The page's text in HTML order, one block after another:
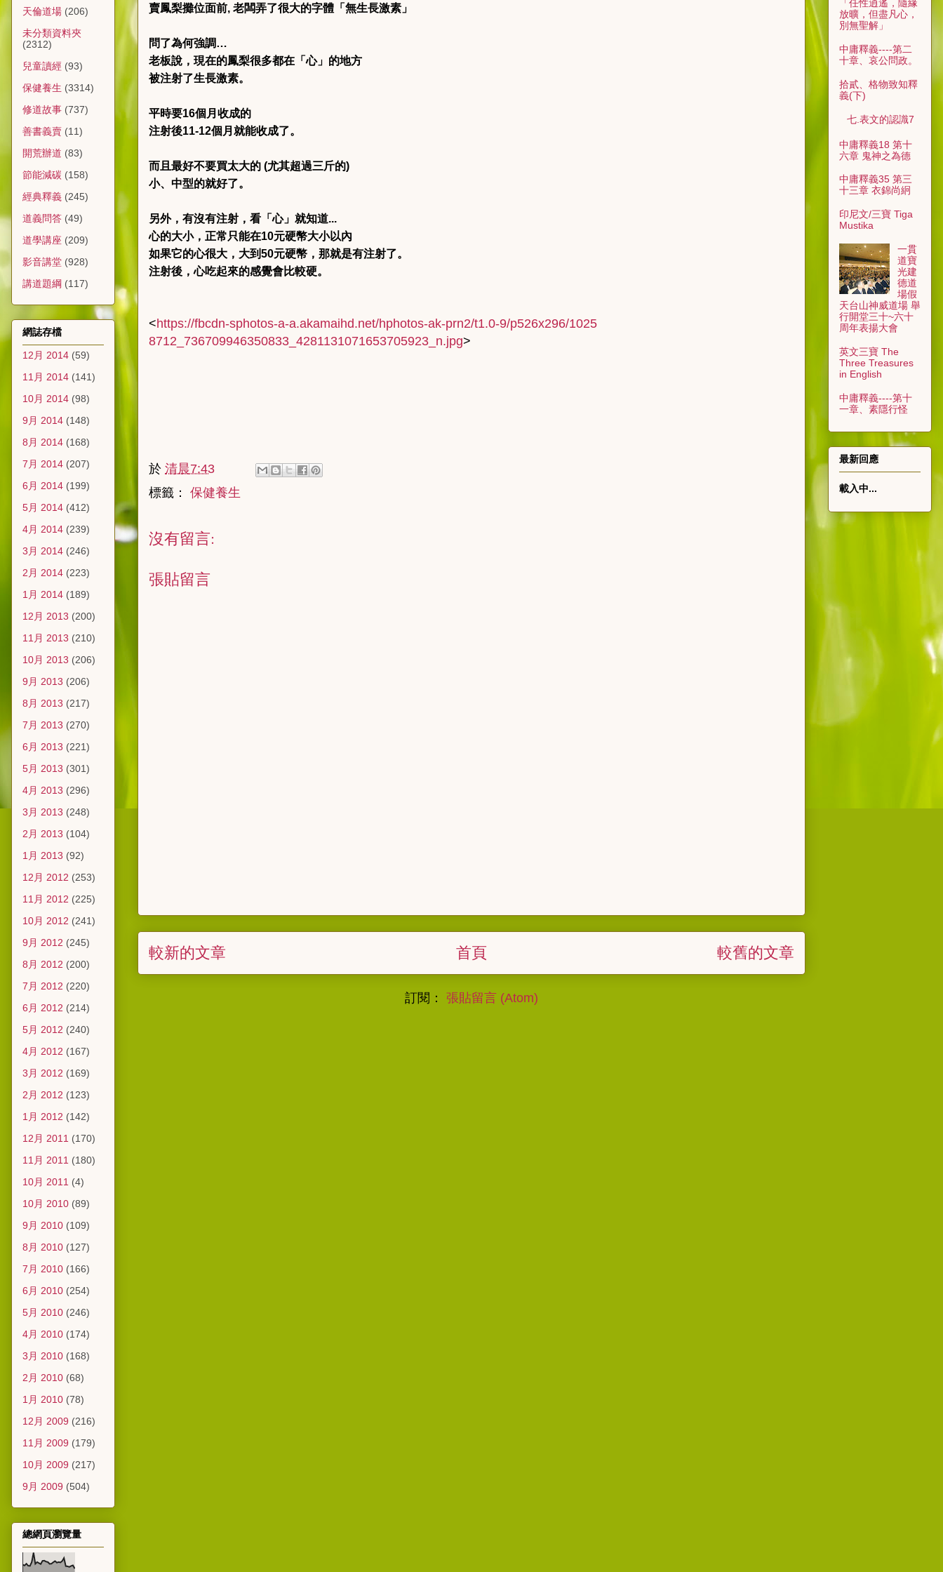
賣鳳梨攤位面前, 老闆弄了很大的字體「無生長激素」
問了為何強調…
老板說，現在的鳳梨很多都在「心」的地方
被注射了生長激素。
平時要16個月收成的
注射後11-12個月就能收成了。
而且最好不要買太大的 (尤其超過三斤的)
小、中型的就好了。
另外，有沒有注射，看「心」就知道...
心的大小，正常只能在10元硬幣大小以內
如果它的心很大，大到50元硬幣，那就是有注射了。
注射後，心吃起來的感覺會比較硬。
<https://fbcdn-sphotos-a-a.akamaihd.net/hphotos-ak-prn2/t1.0-9/p526x296/1025
8712_736709946350833_4281131071653705923_n.jpg>
於 清晨7:43
標籤： 保健養生
沒有留言:
張貼留言
較新的文章 較舊的文章
首頁
訂閱： 張貼留言 (Atom)
天倫道場 (206)
未分類資料夾
(2312)
兒童讀經 (93)
保健養生 (3314)
修道故事 (737)
善書義賣 (11)
開荒辦道 (83)
節能減碳 (158)
經典釋義 (245)
道義問答 (49)
道學講座 (209)
影音講堂 (928)
講道題綱 (117)
網誌存檔
12月 2014 (59)
11月 2014 (141)
10月 2014 (98)
9月 2014 (148)
8月 2014 (168)
7月 2014 (207)
6月 2014 (199)
5月 2014 (412)
4月 2014 (239)
3月 2014 (246)
2月 2014 (223)
1月 2014 (189)
12月 2013 (200)
11月 2013 (210)
10月 2013 (206)
9月 2013 (206)
8月 2013 (217)
7月 2013 (270)
6月 2013 (221)
5月 2013 (301)
4月 2013 (296)
3月 2013 (248)
2月 2013 (104)
1月 2013 (92)
12月 2012 (253)
11月 2012 (225)
10月 2012 (241)
9月 2012 (245)
8月 2012 (200)
7月 2012 (220)
6月 2012 (214)
5月 2012 (240)
4月 2012 (167)
3月 2012 (169)
2月 2012 (123)
1月 2012 (142)
12月 2011 (170)
11月 2011 (180)
10月 2011 (4)
10月 2010 (89)
9月 2010 (109)
8月 2010 (127)
7月 2010 (166)
6月 2010 (254)
5月 2010 (246)
4月 2010 (174)
3月 2010 (168)
2月 2010 (68)
1月 2010 (78)
12月 2009 (216)
11月 2009 (179)
10月 2009 (217)
9月 2009 (504)
總網頁瀏覽量
「任性逍遙，隨緣
放曠，但盡凡心，
別無聖解」
中庸釋義----第二
十章、哀公問政。
拾貳、格物致知釋
義(下)
七.表文的認識7
中庸釋義18 第十
六章 鬼神之為德
中庸釋義35 第三
十三章 衣錦尚絅
印尼文/三寶 Tiga
Mustika
一貫
道寶
光建
德道
場假
天台山神威道場 舉
行開堂三十~六十
周年表揚大會
英文三寶 The
Three Treasures
in English
中庸釋義----第十
一章、素隱行怪
最新回應
載入中...